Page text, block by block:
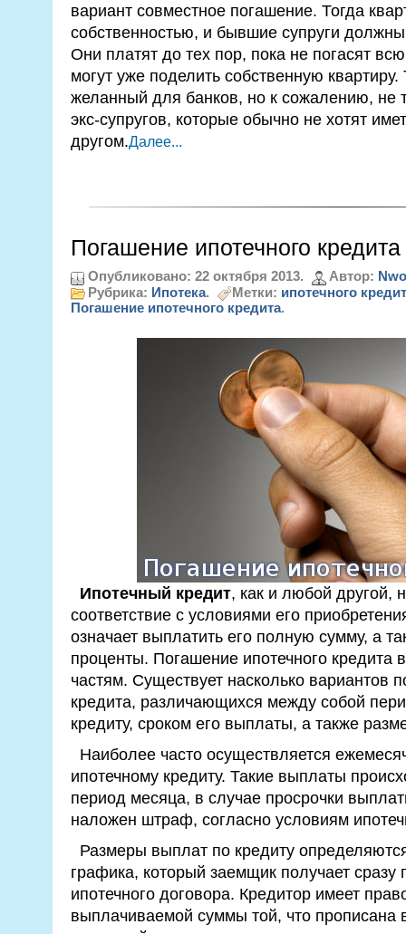
вариант совместное погашение. Тогда
собственностью, и бывшие супруги
Они платят до тех пор, пока не погасят
могут уже поделить собственную
желанный для банков, но к сожалению, не
экс-супругов, которые обычно не хотят
другом.Далее...
Погашение ипотечного кредита
Опубликовано: 22 октября 2013. Автор:
Рубрика: Ипотека. Метки: ипотечного
Погашение ипотечного кредита.
Ипотечный кредит, как и любой другой,
соответствие с условиями его
означает выплатить его полную сумму, а
проценты. Погашение ипотечного кредита
частям. Существует насколько вариантов
кредита, различающихся между собой
кредиту, сроком его выплаты, а также
Наиболее часто осуществляется
ипотечному кредиту. Такие выплаты
период месяца, в случае просрочки
наложен штраф, согласно условиям
Размеры выплат по кредиту
графика, который заемщик получает сразу
ипотечного договора. Кредитор имеет
выплачиваемой суммы той, что прописана